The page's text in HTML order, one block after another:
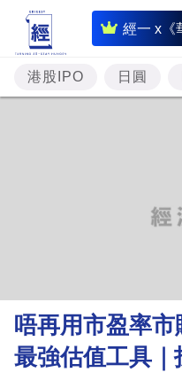
經一 x《
即
時
財
經
理
財
商
港股IPO 日圓
唔再用市盈率
最強估值工具｜